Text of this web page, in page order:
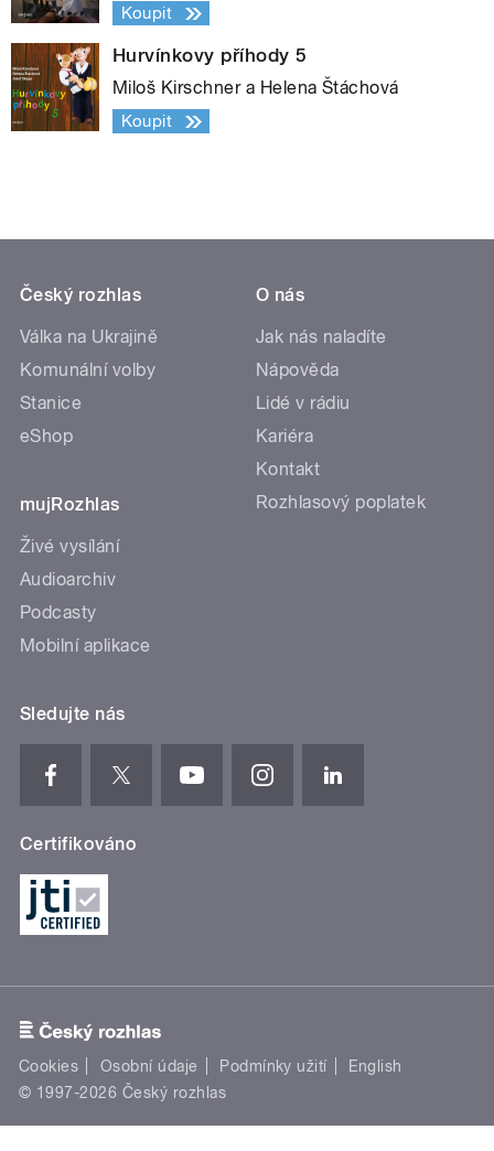
Koupit
Hurvínkovy příhody 5
Miloš Kirschner a Helena Štáchová
Koupit
Český rozhlas
Válka na Ukrajině
Komunální volby
Stanice
eShop
mujRozhlas
Živé vysílání
Audioarchiv
Podcasty
Mobilní aplikace
O nás
Jak nás naladíte
Nápověda
Lidé v rádiu
Kariéra
Kontakt
Rozhlasový poplatek
Sledujte nás
Certifikováno
Cookies Osobní údaje Podmínky užití
English
© 1997-2026 Český rozhlas